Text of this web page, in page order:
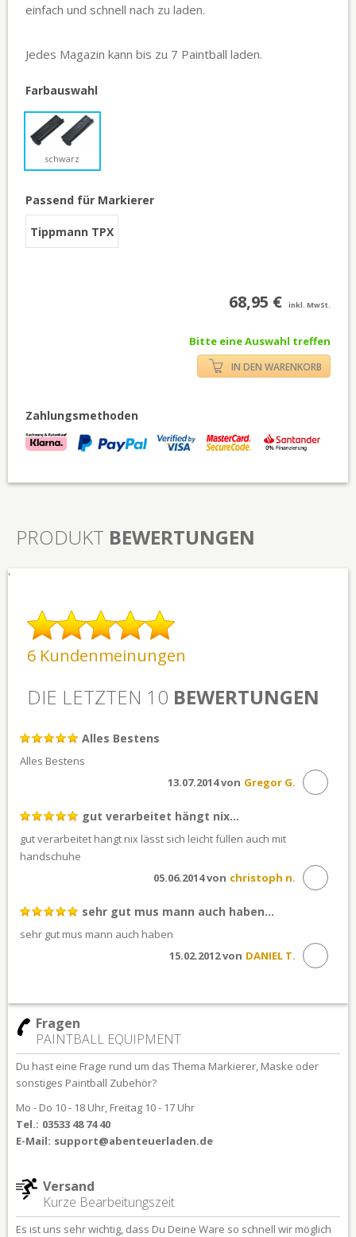
einfach und schnell nach zu laden.
Jedes Magazin kann bis zu 7 Paintball laden.
Farbauswahl
schwarz
Passend für Markierer
Tippmann TPX
68,95 € inkl. MwSt.
Bitte eine Auswahl treffen
IN DEN WARENKORB
Zahlungsmethoden
PRODUKT BEWERTUNGEN
'
6 Kundenmeinungen
DIE LETZTEN 10 BEWERTUNGEN
Alles Bestens
Alles Bestens
Gregor G.
13.07.2014 von
gut verarbeitet hängt nix...
gut verarbeitet hängt nix lässt sich leicht füllen auch mit
handschuhe
christoph n.
05.06.2014 von
sehr gut mus mann auch haben...
sehr gut mus mann auch haben
DANIEL T.
15.02.2012 von
Fragen
PAINTBALL EQUIPMENT
Du hast eine Frage rund um das Thema Markierer, Maske oder
sonstiges Paintball Zubehör?
Mo - Do 10 - 18 Uhr, Freitag 10 - 17 Uhr
Tel.: 03533 48 74 40
E-Mail: support@abenteuerladen.de
Versand
Kurze Bearbeitungszeit
Es ist uns sehr wichtig, dass Du Deine Ware so schnell wir möglich